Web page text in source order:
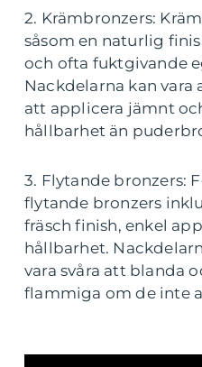
2. Krämbronzers:
såsom en naturlig
och ofta fuktgivande
Nackdelarna kan vara
att applicera jämnt
hållbarhet än
3. Flytande bronzers:
flytande bronzers
fräsch finish, enkel
hållbarhet.
vara svåra att blanda
flammiga om de inte